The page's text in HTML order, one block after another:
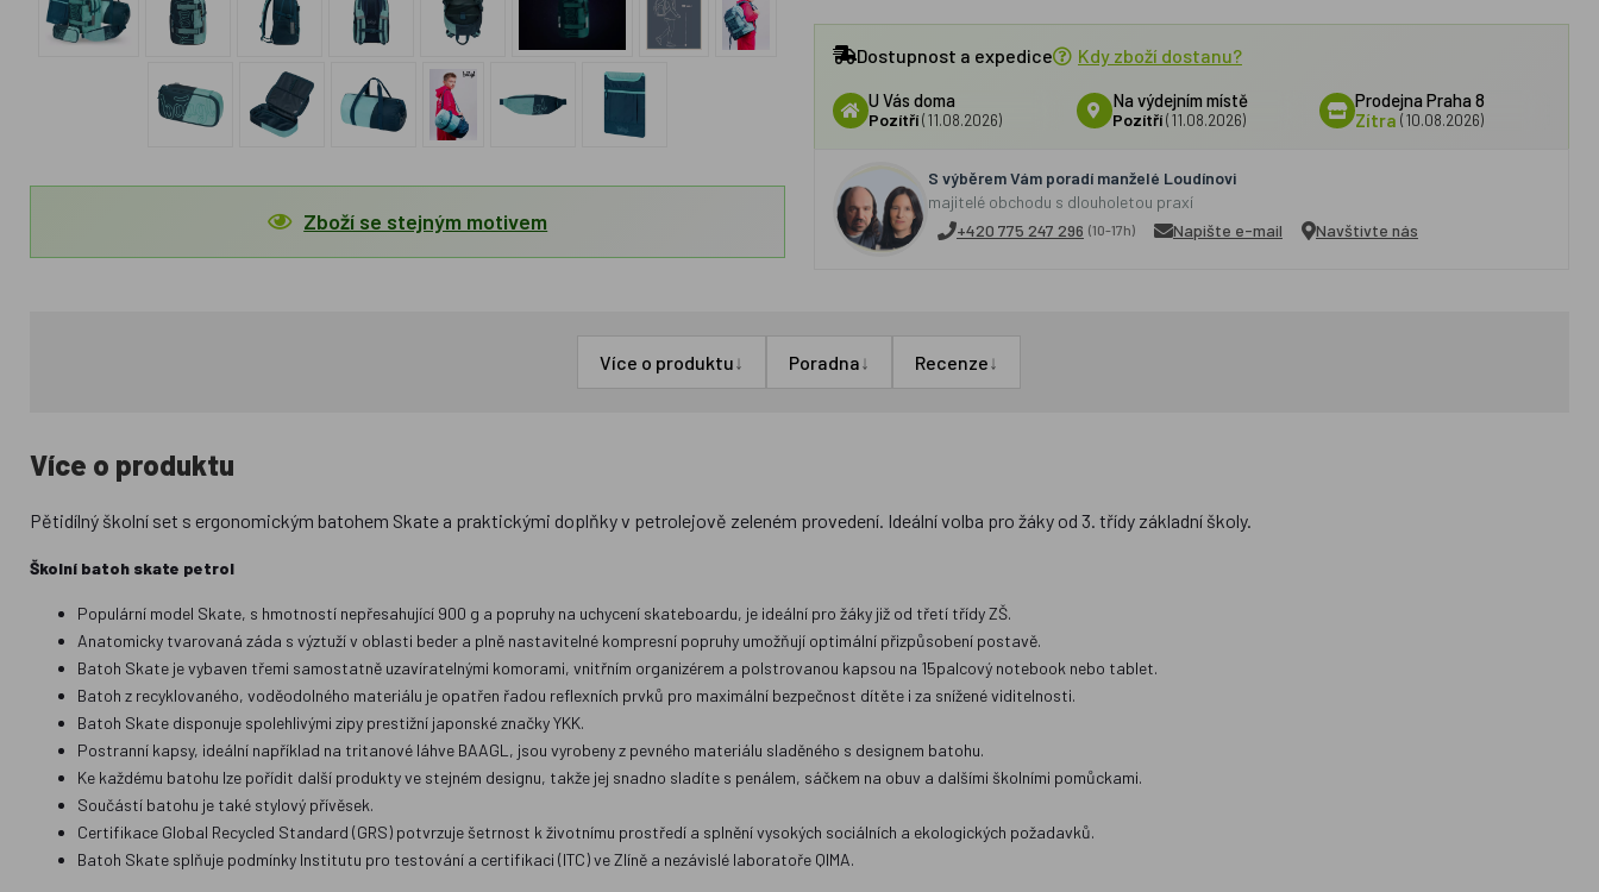
Zboží se stejným motivem
Dostupnost a expedice Kdy zboží dostanu?
U Vás doma
Pozítří(11.08.2026)
Na výdejním místě
Pozítří (11.08.2026)
Prodejna Praha 8
Zítra (10.08.2026)
S výběrem Vám poradí manželé Loudínovi
majitelé obchodu s dlouholetou praxí
+420 775 247 296 (10-17h) Napište e-mail Navštivte nás
Více o produktu↓ Poradna↓ Recenze↓
Více o produktu
Pětidílný školní set s ergonomickým batohem Skate a praktickými doplňky v petrolejově zeleném provedení. Ideální volba pro žáky od 3. třídy základní školy.
Školní batoh skate petrol
Populární model Skate, s hmotností nepřesahující 900 g a popruhy na uchycení skateboardu, je ideální pro žáky již od třetí třídy ZŠ.
Anatomicky tvarovaná záda s výztuží v oblasti beder a plně nastavitelné kompresní popruhy umožňují optimální přizpůsobení postavě.
Batoh Skate je vybaven třemi samostatně uzavíratelnými komorami, vnitřním organizérem a polstrovanou kapsou na 15palcový notebook nebo tablet.
Batoh z recyklovaného, voděodolného materiálu je opatřen řadou reflexních prvků pro maximální bezpečnost dítěte i za snížené viditelnosti.
Batoh Skate disponuje spolehlivými zipy prestižní japonské značky YKK.
Postranní kapsy, ideální například na tritanové láhve BAAGL, jsou vyrobeny z pevného materiálu sladěného s designem batohu.
Ke každému batohu lze pořídit další produkty ve stejném designu, takže jej snadno sladíte s penálem, sáčkem na obuv a dalšími školními pomůckami.
Součástí batohu je také stylový přívěsek.
Certifikace Global Recycled Standard (GRS) potvrzuje šetrnost k životnímu prostředí a splnění vysokých sociálních a ekologických požadavků.
Batoh Skate splňuje podmínky Institutu pro testování a certifikaci (ITC) ve Zlíně a nezávislé laboratoře QIMA.